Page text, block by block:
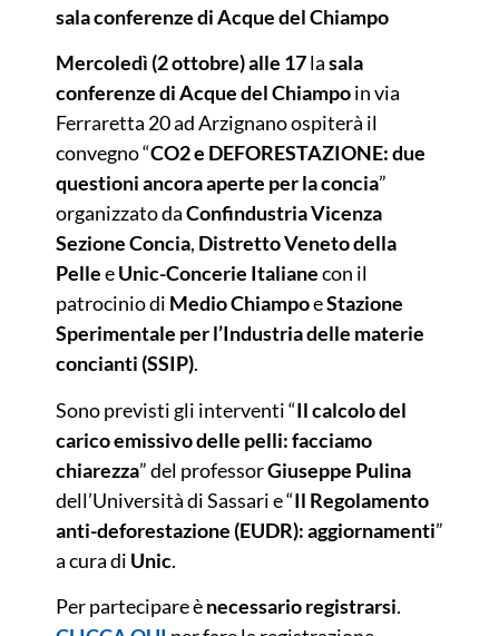
sala conferenze di Acque del Chiampo
Mercoledì (2 ottobre) alle 17lasala
conferenze di Acque del Chiampoin via
Ferraretta 20 ad Arzignano ospiterà il
convegno “CO2 e DEFORESTAZIONE: due
questioni ancora aperte per la concia”
organizzato daConfindustria Vicenza
Sezione Concia, Distretto Veneto della
PelleeUnic-Concerie Italianecon il
patrocinio di Medio ChiampoeStazione
Sperimentale per l’Industria delle materie
concianti (SSIP).
Sono previsti gli interventi “Il calcolo del
carico emissivo delle pelli: facciamo
chiarezza” del professorGiuseppe Pulina
dell’Università di Sassari e “Il Regolamento
anti-deforestazione (EUDR): aggiornamenti”
a cura di Unic.
Per partecipare ènecessario registrarsi.